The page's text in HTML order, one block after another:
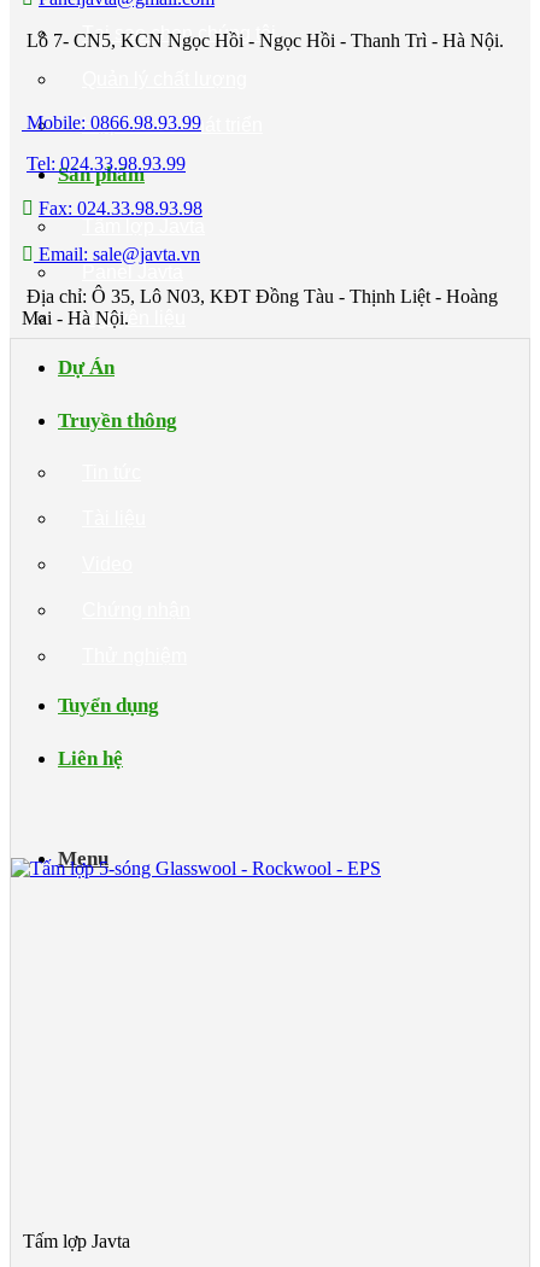
Tại sao chọn chúng tôi
Hợp tác và Phát triển
Sản phẩm
Nguyên liệu
Dự Án
Truyền thông
Tuyển dụng
Liên hệ
Menu
Lô 7- CN5, KCN Ngọc Hồi - Ngọc Hồi - Thanh Trì - Hà Nội.
Mobile: 0866.98.93.99
Tel: 024.33.98.93.99
Fax: 024.33.98.93.98
Email: sale@javta.vn
Địa chỉ: Ô 35, Lô N03, KĐT Đồng Tàu - Thịnh Liệt - Hoàng
Mai - Hà Nội.
Tấm lợp Javta